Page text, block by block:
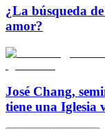
¿La búsqueda
amor?
José Chang,
tiene una Iglesia